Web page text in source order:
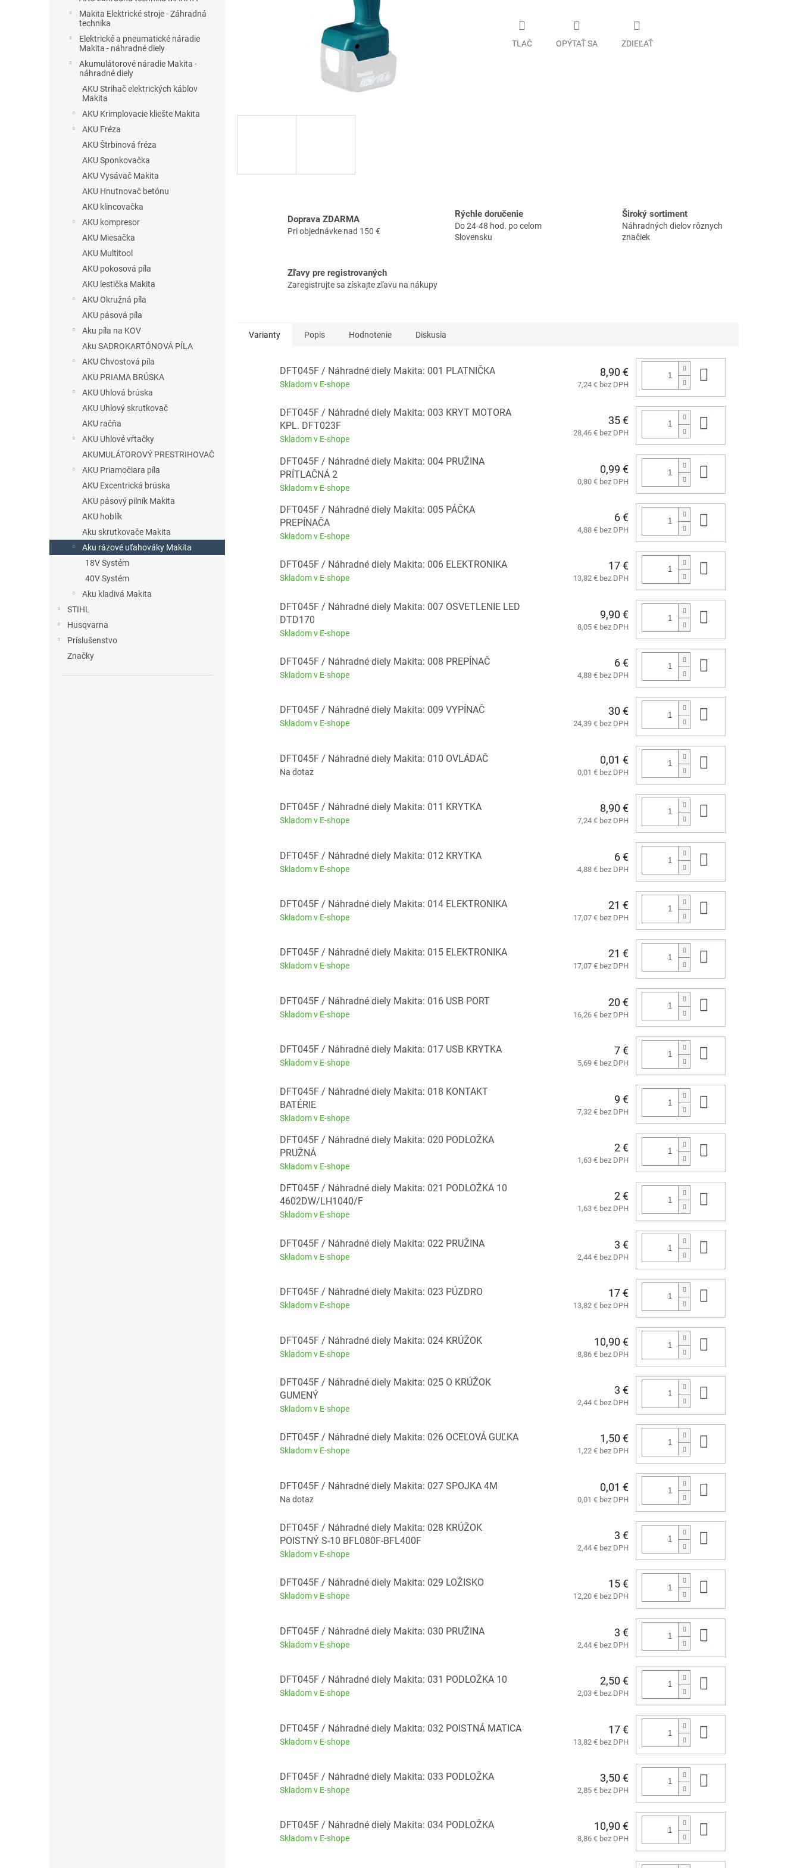
Makita Elektrické stroje - Záhradná
technika
Elektrické a pneumatické náradie
Makita - náhradné diely
Akumulátorové náradie Makita -
náhradné diely
AKU Strihač elektrických káblov
Makita
AKU Krimplovacie kliešte Makita
AKU Fréza
AKU Štrbinová fréza
AKU Sponkovačka
AKU Vysávač Makita
AKU Hnutnovač betónu
AKU klincovačka
AKU kompresor
AKU Miesačka
AKU Multitool
AKU pokosová píla
AKU lestička Makita
AKU Okružná píla
AKU pásová píla
Aku píla na KOV
Aku SADROKARTÓNOVÁ PÍLA
AKU Chvostová píla
AKU PRIAMA BRÚSKA
AKU Uhlová brúska
AKU Uhlový skrutkovač
AKU račňa
AKU Uhlové vŕtačky
AKUMULÁTOROVÝ PRESTRIHOVAČ
AKU Priamočiara píla
AKU Excentrická brúska
AKU pásový pilník Makita
AKU hoblík
Aku skrutkovače Makita
Aku rázové uťahováky Makita
18V Systém
40V Systém
Aku kladivá Makita
STIHL
Husqvarna
Príslušenstvo
Značky
TLAČ OPÝTAŤ SA ZDIEĽAŤ
Doprava ZDARMA
Pri objednávke nad 150 €
Rýchle doručenie
Do 24-48 hod. po celom
Slovensku
Široký sortiment
Náhradných dielov rôznych
značiek
Zľavy pre registrovaných
Zaregistrujte sa získajte zľavu na nákupy
Varianty Popis Hodnotenie Diskusia
DFT045F / Náhradné diely Makita: 001 PLATNIČKA
Skladom v E-shope
8,90 €
7,24 € bez DPH
DFT045F / Náhradné diely Makita: 003 KRYT MOTORA
KPL. DFT023F
Skladom v E-shope
35 €
28,46 € bez DPH
DFT045F / Náhradné diely Makita: 004 PRUŽINA
PRÍTLAČNÁ 2
Skladom v E-shope
0,99 €
0,80 € bez DPH
DFT045F / Náhradné diely Makita: 005 PÁČKA
PREPÍNAČA
Skladom v E-shope
6 €
4,88 € bez DPH
DFT045F / Náhradné diely Makita: 006 ELEKTRONIKA
Skladom v E-shope
17 €
13,82 € bez DPH
DFT045F / Náhradné diely Makita: 007 OSVETLENIE LED
DTD170
Skladom v E-shope
9,90 €
8,05 € bez DPH
DFT045F / Náhradné diely Makita: 008 PREPÍNAČ
Skladom v E-shope
6 €
4,88 € bez DPH
DFT045F / Náhradné diely Makita: 009 VYPÍNAČ
Skladom v E-shope
30 €
24,39 € bez DPH
DFT045F / Náhradné diely Makita: 010 OVLÁDAČ
Na dotaz
0,01 €
0,01 € bez DPH
DFT045F / Náhradné diely Makita: 011 KRYTKA
Skladom v E-shope
8,90 €
7,24 € bez DPH
DFT045F / Náhradné diely Makita: 012 KRYTKA
Skladom v E-shope
6 €
4,88 € bez DPH
DFT045F / Náhradné diely Makita: 014 ELEKTRONIKA
Skladom v E-shope
21 €
17,07 € bez DPH
DFT045F / Náhradné diely Makita: 015 ELEKTRONIKA
Skladom v E-shope
21 €
17,07 € bez DPH
DFT045F / Náhradné diely Makita: 016 USB PORT
Skladom v E-shope
20 €
16,26 € bez DPH
DFT045F / Náhradné diely Makita: 017 USB KRYTKA
Skladom v E-shope
7 €
5,69 € bez DPH
DFT045F / Náhradné diely Makita: 018 KONTAKT
BATÉRIE
Skladom v E-shope
9 €
7,32 € bez DPH
DFT045F / Náhradné diely Makita: 020 PODLOŽKA
PRUŽNÁ
Skladom v E-shope
2 €
1,63 € bez DPH
DFT045F / Náhradné diely Makita: 021 PODLOŽKA 10
4602DW/LH1040/F
Skladom v E-shope
2 €
1,63 € bez DPH
DFT045F / Náhradné diely Makita: 022 PRUŽINA
Skladom v E-shope
3 €
2,44 € bez DPH
DFT045F / Náhradné diely Makita: 023 PÚZDRO
Skladom v E-shope
17 €
13,82 € bez DPH
DFT045F / Náhradné diely Makita: 024 KRÚŽOK
Skladom v E-shope
10,90 €
8,86 € bez DPH
DFT045F / Náhradné diely Makita: 025 O KRÚŽOK
GUMENÝ
Skladom v E-shope
3 €
2,44 € bez DPH
DFT045F / Náhradné diely Makita: 026 OCEĽOVÁ GUĽKA
Skladom v E-shope
1,50 €
1,22 € bez DPH
DFT045F / Náhradné diely Makita: 027 SPOJKA 4M
Na dotaz
0,01 €
0,01 € bez DPH
DFT045F / Náhradné diely Makita: 028 KRÚŽOK
POISTNÝ S-10 BFL080F-BFL400F
Skladom v E-shope
3 €
2,44 € bez DPH
DFT045F / Náhradné diely Makita: 029 LOŽISKO
Skladom v E-shope
15 €
12,20 € bez DPH
DFT045F / Náhradné diely Makita: 030 PRUŽINA
Skladom v E-shope
3 €
2,44 € bez DPH
DFT045F / Náhradné diely Makita: 031 PODLOŽKA 10
Skladom v E-shope
2,50 €
2,03 € bez DPH
DFT045F / Náhradné diely Makita: 032 POISTNÁ MATICA
Skladom v E-shope
17 €
13,82 € bez DPH
DFT045F / Náhradné diely Makita: 033 PODLOŽKA
Skladom v E-shope
3,50 €
2,85 € bez DPH
DFT045F / Náhradné diely Makita: 034 PODLOŽKA
Skladom v E-shope
10,90 €
8,86 € bez DPH